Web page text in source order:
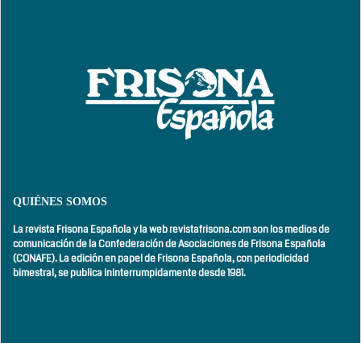
QUIÉNES SOMOS
La revista Frisona Española y la web revistafrisona.com son los medios de
comunicación de la Confederación de Asociaciones de Frisona Española
(CONAFE). La edición en papel de Frisona Española, conperiodicidad
bimestral,se publica ininterrumpidamente desde 1981.